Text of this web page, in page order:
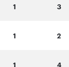
1 3
1 2
1 4